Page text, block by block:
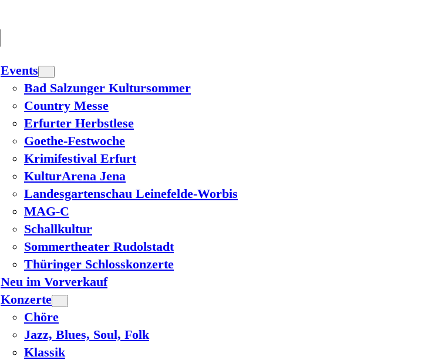
Events
Bad Salzunger Kultursommer
Country Messe
Erfurter Herbstlese
Goethe-Festwoche
Krimifestival Erfurt
KulturArena Jena
Landesgartenschau Leinefelde-Worbis
MAG-C
Schallkultur
Sommertheater Rudolstadt
Thüringer Schlosskonzerte
Neu im Vorverkauf
Konzerte
Chöre
Jazz, Blues, Soul, Folk
Klassik